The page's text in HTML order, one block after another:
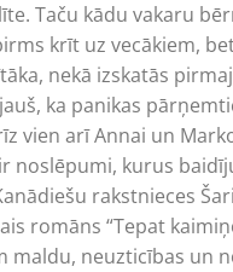
Taču kādu vakaru
krīt uz vecākiem,
nekā izskatās
ka panikas
vien arī Annai un
noslēpumi, kurus
rakstnieces
romāns “Tepat
maldu, neuzticības un